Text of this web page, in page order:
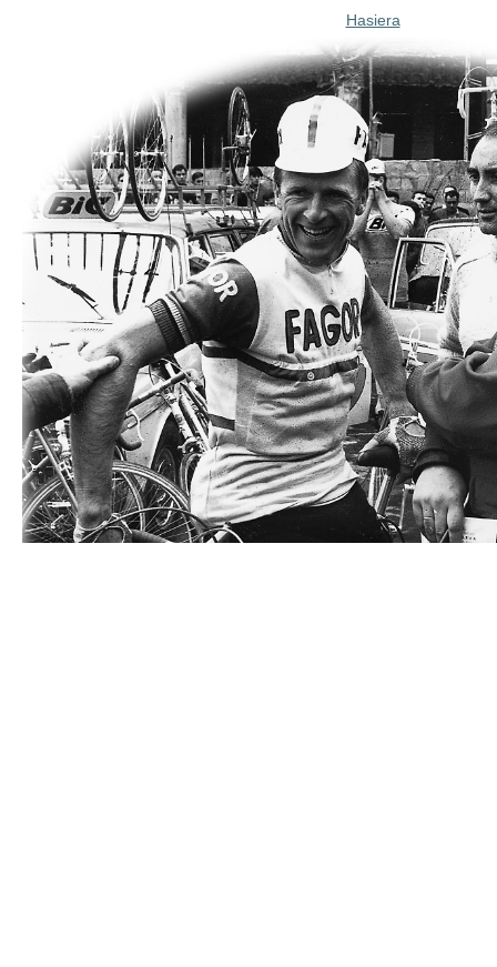
Hasiera